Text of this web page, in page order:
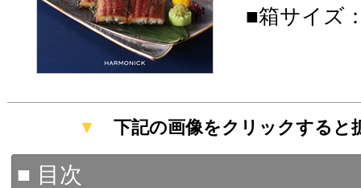
■箱サイズ
▼ 下記の画像をクリックする
■ 目次